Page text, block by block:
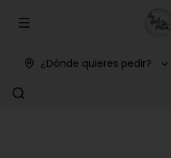
Abrir menu de navegación
¿Dónde quieres pedir?